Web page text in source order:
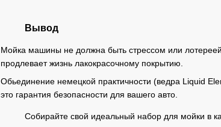
Вывод
Мойка машины не должна быть стрессом или
продлевает жизнь лакокрасочному покрытию.
Обьединение немецкой практичности (ведра Liquid
это гарантия безопасности для вашего авто.
Собирайте свой идеальный набор для мойки в